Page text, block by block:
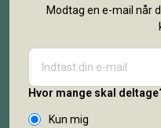
Modtag en e-mail når
Hvor mange skal
Kun mig